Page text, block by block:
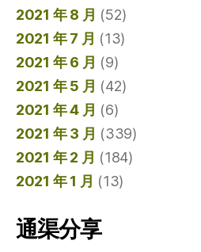
2021 年 8 月 (52)
2021 年 7 月 (13)
2021 年 6 月 (9)
2021 年 5 月 (42)
2021 年 4 月 (6)
2021 年 3 月 (339)
2021 年 2 月 (184)
2021 年 1 月 (13)
通渠分享